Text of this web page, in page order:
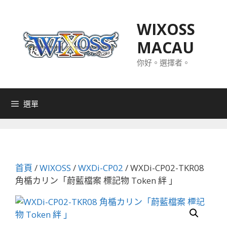
WIXOSS
MACAU
你好。選擇者。
選單
首頁 /WIXOSS /WXDi-CP02 / WXDi-CP02-TKR08
角楯カリン「蔚藍檔案 標記物 Token 絆 」